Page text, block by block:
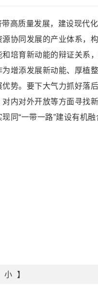
高质量发展，建设现代
协同发展的产业体系，
培育新动能的辩证关系
增添发展新动能、厚植
势。要下大气力抓好落
内对外开放等方面寻找
同“一带一路”建设有机
小 】